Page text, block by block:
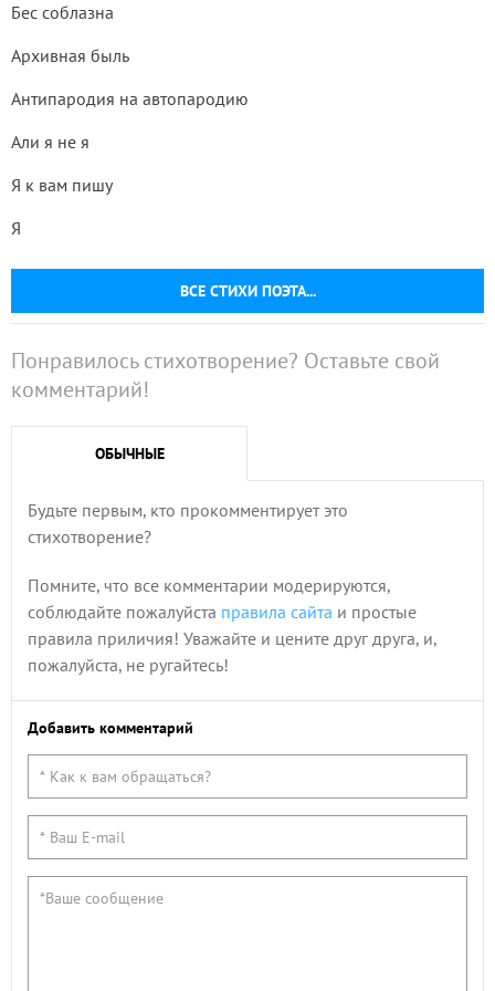
ВСЕ СТИХИ ПОЭТА...
Бес соблазна
Архивная быль
Антипародия на автопародию
Али я не я
Я к вам пишу
Я
Понравилось стихотворение? Оставьте свой
комментарий!
ОБЫЧНЫЕ
Будьте первым, кто прокомментирует это
стихотворение?
Помните, что все комментарии модерируются,
соблюдайте пожалуйста правила сайта и простые
правила приличия! Уважайте и цените друг друга, и,
пожалуйста, не ругайтесь!
Добавить комментарий